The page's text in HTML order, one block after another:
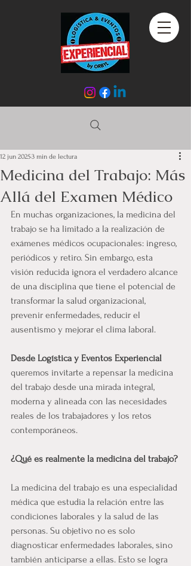
Medicina del Trabajo: Más
Allá del Examen Médico
12 jun 20253 min de lectura
En muchas organizaciones, la medicina del
trabajo se ha limitado a la realización de
exámenes médicos ocupacionales: ingreso,
periódicos y retiro. Sin embargo, esta
visión reducida ignora el verdadero alcance
de una disciplina que tiene el potencial de
transformar la salud organizacional,
prevenir enfermedades, reducir el
ausentismo y mejorar el clima laboral.
Desde Logística y Eventos Experiencial
queremos invitarte a repensar la medicina
del trabajo desde una mirada integral,
moderna y alineada con las necesidades
reales de los trabajadores y los retos
contemporáneos.
¿Qué es realmente la medicina del trabajo?
La medicina del trabajo es una especialidad
médica que estudia la relación entre las
condiciones laborales y la salud de las
personas. Su objetivo no es solo
diagnosticar enfermedades laborales, sino
también anticiparse a ellas. Esto se logra